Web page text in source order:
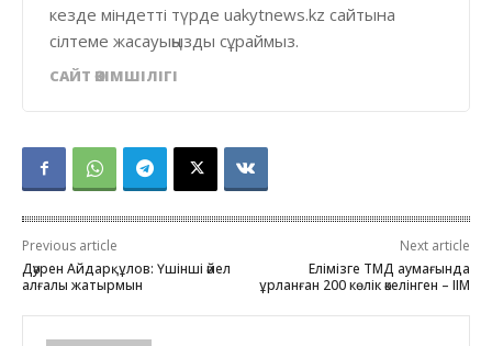
кезде міндетті түрде uakytnews.kz сайтына
сілтеме жасауыңызды сұраймыз.
САЙТ ӘКІМШІЛІГІ
Previous article
Дәурен Айдарқұлов: Үшінші әйел
алғалы жатырмын
Next article
Елімізге ТМД аумағында
ұрланған 200 көлік әкелінген – ІІМ